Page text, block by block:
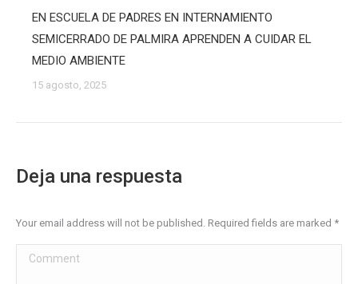
EN ESCUELA DE PADRES EN INTERNAMIENTO
SEMICERRADO DE PALMIRA APRENDEN A CUIDAR EL
MEDIO AMBIENTE
15 agosto, 2025
Deja una respuesta
Your email address will not be published. Required fields are marked *
Comment